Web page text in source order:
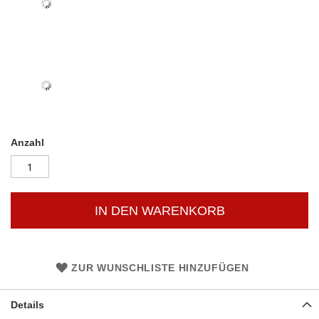
Anzahl
IN DEN WARENKORB
ZUR WUNSCHLISTE HINZUFÜGEN
Details